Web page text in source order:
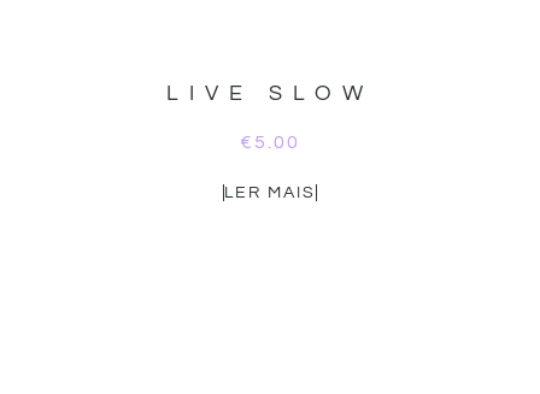
LIVE SLOW
€ 5.00
LER MAIS